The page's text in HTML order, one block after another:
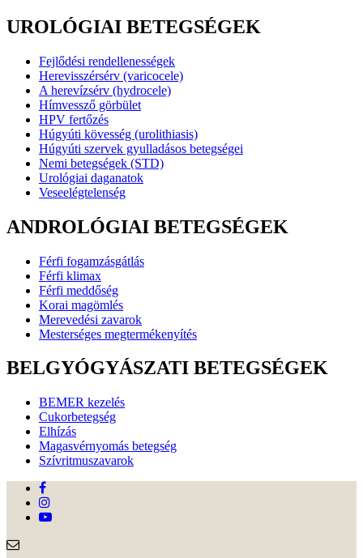
UROLÓGIAI BETEGSÉGEK
Fejlődési rendellenességek
Herevisszérsérv (varicocele)
A herevízsérv (hydrocele)
Hímvessző görbület
HPV fertőzés
Húgyúti kövesség (urolithiasis)
Húgyúti szervek gyulladásos betegségei
Nemi betegségek (STD)
Urológiai daganatok
Veseelégtelenség
ANDROLÓGIAI BETEGSÉGEK
Férfi fogamzásgátlás
Férfi klimax
Férfi meddőség
Korai magömlés
Merevedési zavarok
Mesterséges megtermékenyítés
BELGYÓGYÁSZATI BETEGSÉGEK
BEMER kezelés
Cukorbetegség
Elhízás
Magasvérnyomás betegség
Szívritmuszavarok